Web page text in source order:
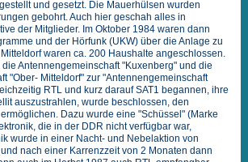
und gesetzt. Die Mauerhülsen wurden
gebohrt. Auch hier geschah alles in
der Mitglieder. Im Oktober 1984 waren dann
und der Hörfunk (UKW) über die Anlage zu
waren ca. 200 Haushalte angeschlossen.
Antennengemeinschaft "Kuxenberg" und die
"Ober- Mitteldorf" zur "Antennengemeinschaft
RTL und kurz darauf SAT1 begannen, ihre
auszustrahlen, wurde beschlossen, den
Dazu wurde eine "Schüssel" (Marke
die in der DDR nicht verfügbar war,
wurde in einer Nacht- und Nebelaktion von
nach einer Karrenzzeit von 2 Monaten dann